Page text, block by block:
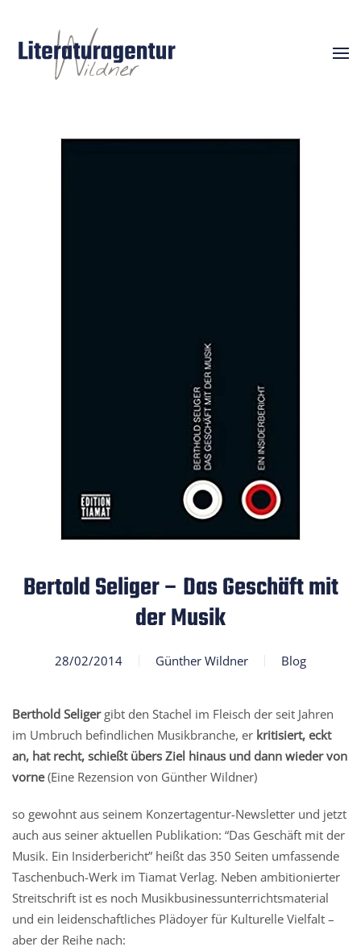
Bertold Seliger – Das Geschäft mit
der Musik
28/02/2014 Günther Wildner Blog
Berthold Seligergibt den Stachel im Fleisch der seit Jahren
im Umbruch befindlichen Musikbranche, er kritisiert, eckt
an, hat recht, schießt übers Ziel hinaus und dann wieder von
vorne(Eine Rezension von Günther Wildner)
so gewohnt aus seinem Konzertagentur-Newsletter und jetzt
auch aus seiner aktuellen Publikation: “Das Geschäft mit der
Musik. Ein Insiderbericht” heißt das 350 Seiten umfassende
Taschenbuch-Werk im Tiamat Verlag. Neben ambitionierter
Streitschrift ist es noch Musikbusinessunterrichtsmaterial
und ein leidenschaftliches Plädoyer für Kulturelle Vielfalt –
aber der Reihe nach: